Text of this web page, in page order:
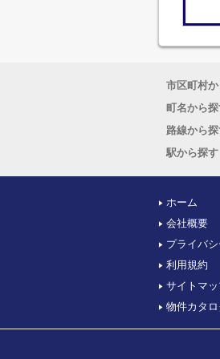
市区町村
町名から
路線から
駅から探す
ホーム
会社概要
プライバ
利用規約
サイトマ
物件カタ